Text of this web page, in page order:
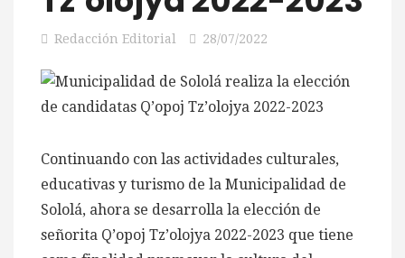
Redacción Editorial 28/07/2022
Continuando con las actividades culturales,
educativas y turismo de la Municipalidad de
Sololá, ahora se desarrolla la elección de
señorita Q’opoj Tz’olojya 2022-2023 que tiene